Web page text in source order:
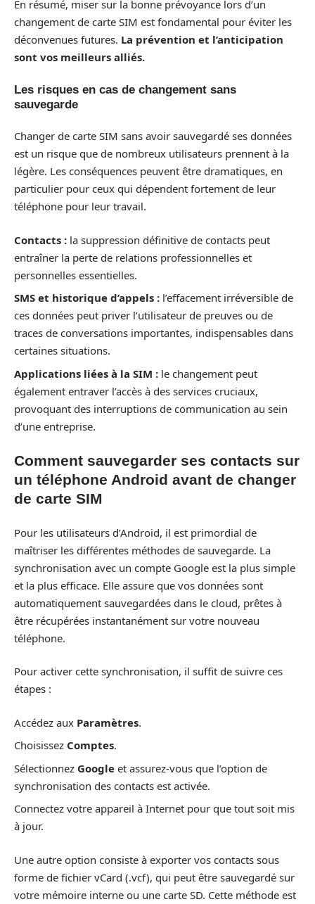
En résumé, miser sur la bonne prévoyance lors d’un
changement de carte SIM est fondamental pour éviter les
déconvenues futures. La prévention et l’anticipation
sont vos meilleurs alliés.
Les risques en cas de changement sans
sauvegarde
Changer de carte SIM sans avoir sauvegardé ses données
est un risque que de nombreux utilisateurs prennent à la
légère. Les conséquences peuvent être dramatiques, en
particulier pour ceux qui dépendent fortement de leur
téléphone pour leur travail.
Contacts : la suppression définitive de contacts peut
entraîner la perte de relations professionnelles et
personnelles essentielles.
SMS et historique d’appels : l’effacement irréversible de
ces données peut priver l’utilisateur de preuves ou de
traces de conversations importantes, indispensables dans
certaines situations.
Applications liées à la SIM : le changement peut
également entraver l’accès à des services cruciaux,
provoquant des interruptions de communication au sein
d’une entreprise.
Comment sauvegarder ses contacts sur
un téléphone Android avant de changer
de carte SIM
Pour les utilisateurs d’Android, il est primordial de
maîtriser les différentes méthodes de sauvegarde. La
synchronisation avec un compte Google est la plus simple
et la plus efficace. Elle assure que vos données sont
automatiquement sauvegardées dans le cloud, prêtes à
être récupérées instantanément sur votre nouveau
téléphone.
Pour activer cette synchronisation, il suffit de suivre ces
étapes :
Accédez aux Paramètres.
Choisissez Comptes.
Sélectionnez Google et assurez-vous que l’option de
synchronisation des contacts est activée.
Connectez votre appareil à Internet pour que tout soit mis
à jour.
Une autre option consiste à exporter vos contacts sous
forme de fichier vCard (.vcf), qui peut être sauvegardé sur
votre mémoire interne ou une carte SD. Cette méthode est